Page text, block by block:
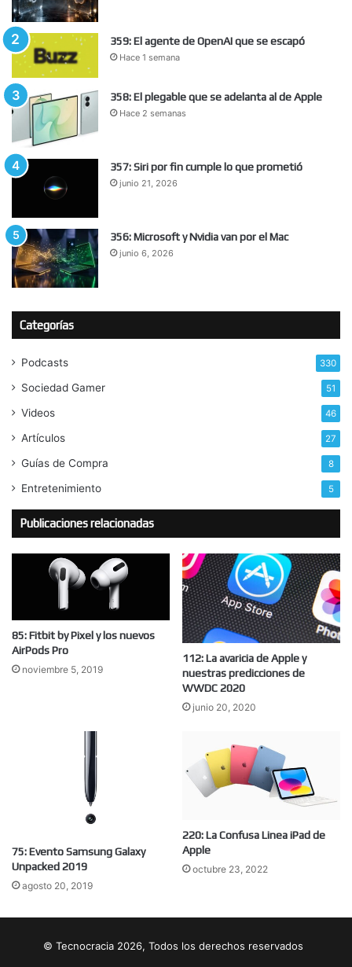
359: El agente de OpenAI que se escapó
Hace 1 semana
358: El plegable que se adelanta al de Apple
Hace 2 semanas
357: Siri por fin cumple lo que prometió
junio 21, 2026
356: Microsoft y Nvidia van por el Mac
junio 6, 2026
Categorías
Podcasts 330
Sociedad Gamer 51
Videos 46
Artículos 27
Guías de Compra 8
Entretenimiento 5
Publicaciones relacionadas
85: Fitbit by Pixel y los nuevos
AirPods Pro
noviembre 5, 2019
112: La avaricia de Apple y
nuestras predicciones de
WWDC 2020
junio 20, 2020
75: Evento Samsung Galaxy
Unpacked 2019
agosto 20, 2019
220: La Confusa Linea iPad de
Apple
octubre 23, 2022
© Tecnocracia 2026, Todos los derechos reservados